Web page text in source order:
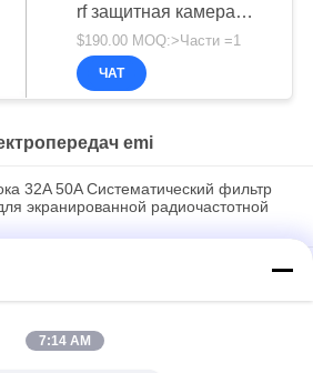
rf защитная камера
emc камера
$190.00 MOQ:>Части =1
ЧАТ
emi
32A 50A Систематический фильтр
экранированной радиочастотной
фильтр переменного тока ЭМС
РЧ экранирующая комната
Фильтрные решения для линий
7:14 AM